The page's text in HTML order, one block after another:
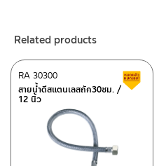
บนตัวสินค้า ซึ่งจะสร้างความเสียหา
After Sales Service Center –
– Shopee
–Lazada
–ซื้อสินค้าชิ้นนี้บน Shopee>>
–ซื้อสินค้าชิ้นนี้บน Lazada
ติดต่อพนักงานขาย / Contact
Tel: 02-285-5795
@charnpaiboon.sales
Related products
สายน้ำดีสแตนเลสถัก30ซม. /
12 นิ้ว
RA 30300